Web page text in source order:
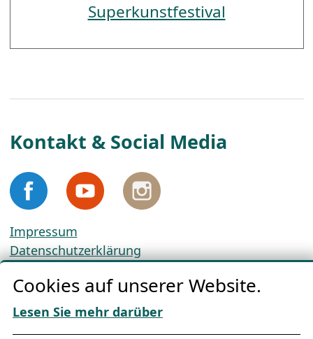
Superkunstfestival
Kontakt & Social Media
Impressum
Datenschutzerklärung
AGBs
Download „Nordic Tango“
Cookies auf unserer Website.
Lesen Sie mehr darüber